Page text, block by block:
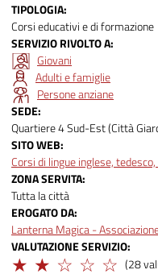
TIPOLOGIA
Corsi educativi e di formazione
SERVIZIO RIVOLTO A
Giovani
Adulti e famiglie
Persone anziane
SEDE
Quartiere 4 Sud-Est (Città
SITO WEB
Corsi di lingue inglese,
ZONA SERVITA
Tutta la città
EROGATO DA
Lanterna Magica -
VALUTAZIONE SERVIZIO
Limitato (28